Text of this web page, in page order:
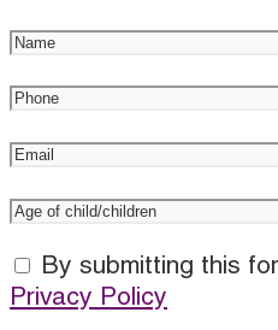
By submitting this
Privacy Policy